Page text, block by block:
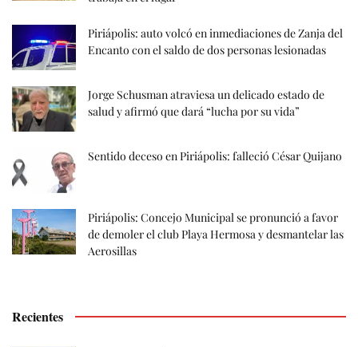
Piriápolis: auto volcó en inmediaciones de Zanja del
Encanto con el saldo de dos personas lesionadas
Jorge Schusman atraviesa un delicado estado de
salud y afirmó que dará “lucha por su vida”
Sentido deceso en Piriápolis: falleció César Quijano
Piriápolis: Concejo Municipal se pronunció a favor
de demoler el club Playa Hermosa y desmantelar las
Aerosillas
Recientes